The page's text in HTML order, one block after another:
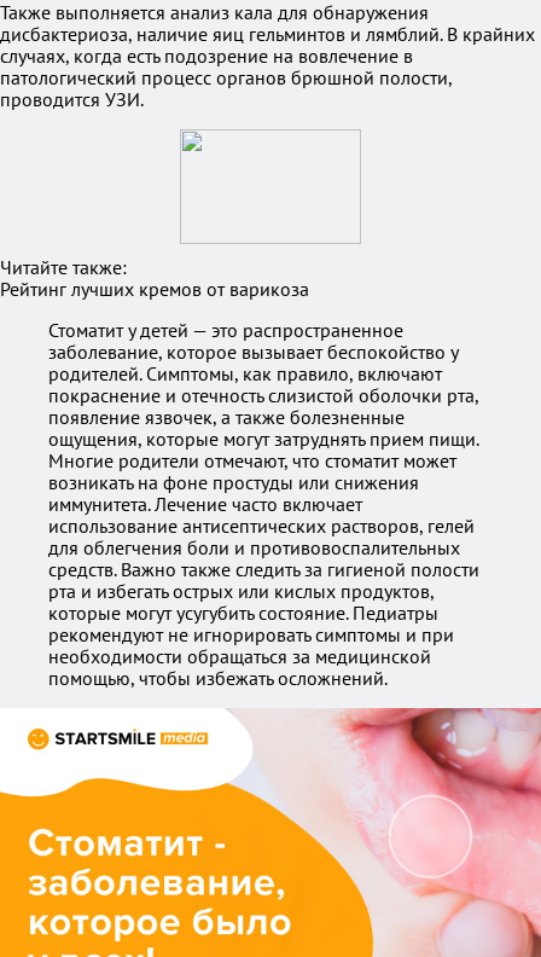
Также выполняется анализ кала для обнаружения
дисбактериоза, наличие яиц гельминтов и лямблий. В крайних
случаях, когда есть подозрение на вовлечение в
патологический процесс органов брюшной полости,
проводится УЗИ.
Читайте также:
Рейтинг лучших кремов от варикоза
Стоматит у детей — это распространенное
заболевание, которое вызывает беспокойство у
родителей. Симптомы, как правило, включают
покраснение и отечность слизистой оболочки рта,
появление язвочек, а также болезненные
ощущения, которые могут затруднять прием пищи.
Многие родители отмечают, что стоматит может
возникать на фоне простуды или снижения
иммунитета. Лечение часто включает
использование антисептических растворов, гелей
для облегчения боли и противовоспалительных
средств. Важно также следить за гигиеной полости
рта и избегать острых или кислых продуктов,
которые могут усугубить состояние. Педиатры
рекомендуют не игнорировать симптомы и при
необходимости обращаться за медицинской
помощью, чтобы избежать осложнений.